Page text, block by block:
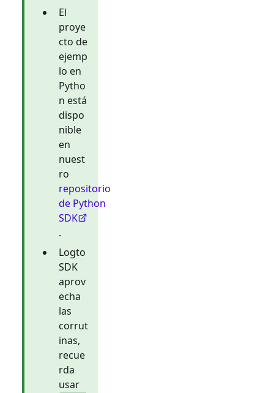
El
proye
cto de
ejemp
lo en
Pytho
n está
dispo
nible
en
nuest
ro
repositorio
de Python
SDK
.
Logto
SDK
aprov
echa
las
corrut
inas,
recue
rda
usar